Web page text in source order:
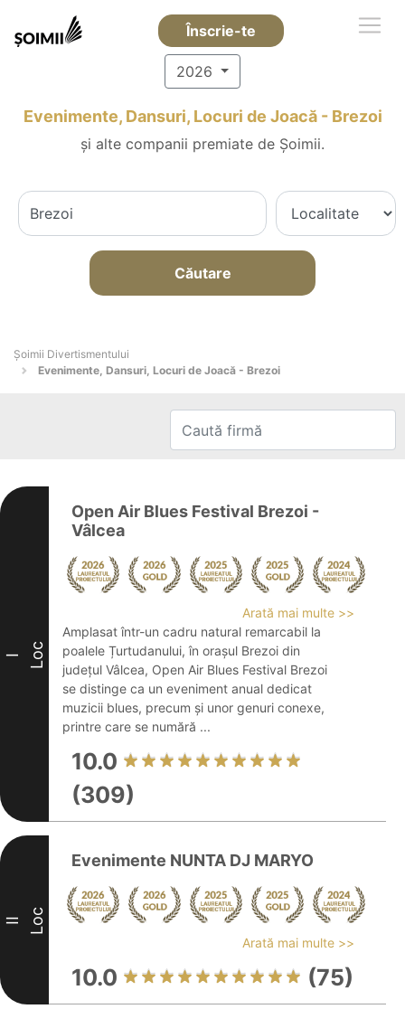
Înscrie-te
2026
Evenimente, Dansuri, Locuri de Joacă - Brezoi
și alte companii premiate de Șoimii.
Căutare
Şoimii Divertismentului
Evenimente, Dansuri, Locuri de Joacă - Brezoi
I Loc
Open Air Blues Festival Brezoi -
Vâlcea
Arată mai multe >>
Amplasat într-un cadru natural remarcabil la
poalele Țurtudanului, în orașul Brezoi din
județul Vâlcea, Open Air Blues Festival Brezoi
se distinge ca un eveniment anual dedicat
muzicii blues, precum și unor genuri conexe,
printre care se numără ...
10.0
(309)
II Loc
Evenimente NUNTA DJ MARYO
Arată mai multe >>
10.0 (75)